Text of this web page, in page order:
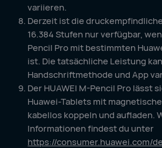
variieren.
Derzeit ist die
16.384 Stufen nur verfügbar,
Pencil Pro mit bestimmten
ist. Die tatsächliche Leistung
Handschriftmethode und App
Der HUAWEI M-Pencil Pro lässt
Huawei-Tablets mit
kabellos koppeln und aufladen.
Informationen findest du unter
https://consumer.huawei.com/